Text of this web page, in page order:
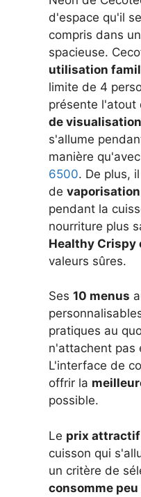
d'espace qu'il
compris dans
spacieuse.
utilisation
limite de 4
présente l'atout
de
s'allume
manière qu'avec
6500. De plus,
de
pendant la
nourriture plus
Healthy Crispy
valeurs sûres.
Ses 10 menus
pratiques au
n'attachent pas
L'interface de
offrir la
possible.
Le prix attractif
cuisson qui
un critère de
consomme